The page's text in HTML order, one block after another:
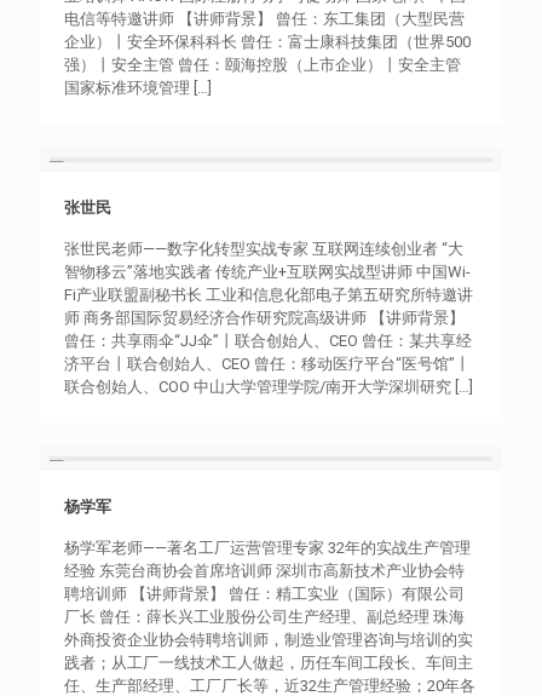
电信等特邀讲师 【讲师背景】 曾任：东工集团（大型民营
企业）丨安全环保科科长 曾任：富士康科技集团（世界500
强）丨安全主管 曾任：颐海控股（上市企业）丨安全主管
国家标准环境管理 […]
张世民
张世民老师——数字化转型实战专家 互联网连续创业者 “大
智物移云”落地实践者 传统产业+互联网实战型讲师 中国Wi-
Fi产业联盟副秘书长 工业和信息化部电子第五研究所特邀讲
师 商务部国际贸易经济合作研究院高级讲师 【讲师背景】
曾任：共享雨伞“JJ伞”丨联合创始人、CEO 曾任：某共享经
济平台丨联合创始人、CEO 曾任：移动医疗平台“医号馆”丨
联合创始人、COO 中山大学管理学院/南开大学深圳研究 […]
杨学军
杨学军老师——著名工厂运营管理专家 32年的实战生产管理
经验 东莞台商协会首席培训师 深圳市高新技术产业协会特
聘培训师 【讲师背景】 曾任：精工实业（国际）有限公司
厂长 曾任：薛长兴工业股份公司生产经理、副总经理 珠海
外商投资企业协会特聘培训师，制造业管理咨询与培训的实
践者；从工厂一线技术工人做起，历任车间工段长、车间主
任、生产部经理、工厂厂长等，近32生产管理经验；20年各